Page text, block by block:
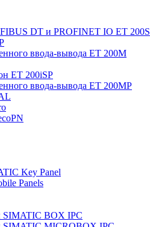
DT и PROFINET IO ET 200S
ввода-вывода ET 200M
ET 200iSP
ввода-вывода ET 200MP
Key Panel
Panels
BOX IPC